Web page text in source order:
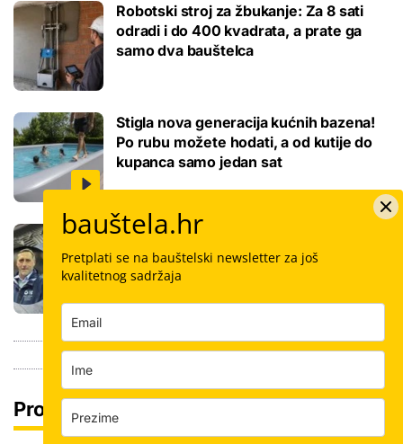
Robotski stroj za žbukanje: Za 8 sati
odradi i do 400 kvadrata, a prate ga
samo dva bauštelca
Stigla nova generacija kućnih bazena!
Po rubu možete hodati, a od kutije do
kupanca samo jedan sat
Koliko košta keramičar za kvadrat
pločica: Cijenu određuju površina,
dimenzije keramike, ali i lokacija
Pročitaj još
bauštela.hr
Pretplati se na bauštelski newsletter za još
kvalitetnog sadržaja